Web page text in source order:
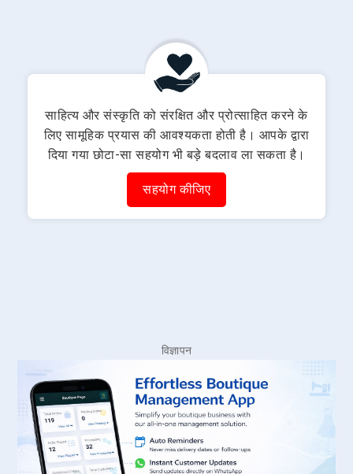
साहित्य और संस्कृति को संरक्षित और प्रोत्साहित करने के
लिए सामूहिक प्रयास की आवश्यकता होती है। आपके द्वारा
दिया गया छोटा-सा सहयोग भी बड़े बदलाव ला सकता है।
सहयोग कीजिए
विज्ञापन